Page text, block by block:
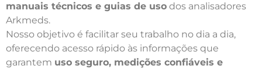
manuais técnicos e guias de uso dos analisadores
Arkmeds.
Nosso objetivo é facilitar seu trabalho no dia a dia,
oferecendo acesso rápido às informações que
garantem uso seguro, medições confiáveis e